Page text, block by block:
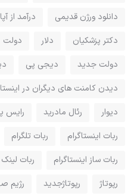
دانلود ورژن قدیمی
درآمد از
دکتر پزشکیان
دلار دولت
دولت جدید
دیجی پی
دیدن کامنت های دیگران در
دیوار
رئال مادرید رایس
ربات اینستاگرام
ربات تلگرام
ربات ساز اینستاگرام
ربات
رپوتاژ
رپوتاژجدید رژیم